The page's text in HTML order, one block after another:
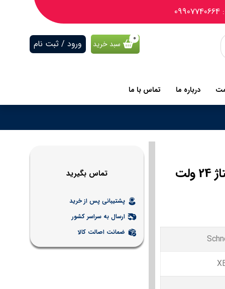
ورود / ثبت نام سبد خرید
درباره ما تماس با ما
سلکتور سوئیچ اشنایدر فلزی دو حالته ماندگار با ولتاژ 24 ولت تماس بگیرید
پشتیبانی پس از خرید
ارسال به سراسر کشور
ضمانت اصالت کالا